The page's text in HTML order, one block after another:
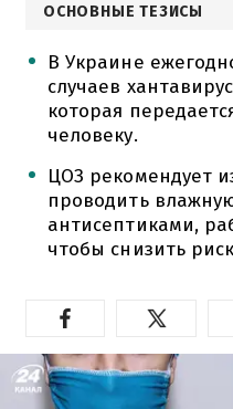
ОСНОВНЫЕ ТЕЗИСЫ
В Украине
случаев
которая
человеку.
ЦОЗ рекомендует
проводить
антисептиками,
чтобы снизить